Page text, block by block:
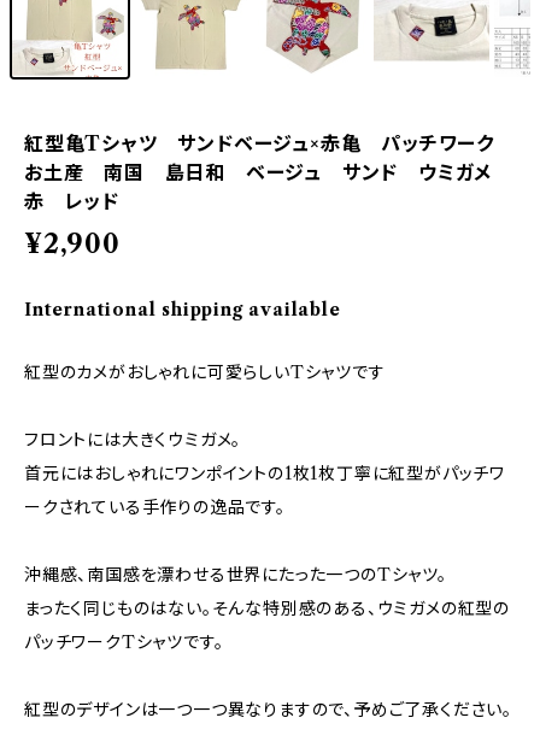
紅型亀Tシャツ サンドベージュ×赤亀 パッチワーク
お土産 南国 島日和 ベージュ サンド ウミガメ
赤 レッド
¥2,900
International shipping available
紅型のカメがおしゃれに可愛らしいTシャツです
フロントには大きくウミガメ。
首元にはおしゃれにワンポイントの1枚1枚丁寧に紅型がパッチワ
ークされている手作りの逸品です。
沖縄感、南国感を漂わせる世界にたった一つのTシャツ。
まったく同じものはない。そんな特別感のある、ウミガメの紅型の
パッチワークTシャツです。
紅型のデザインは一つ一つ異なりますので、予めご了承ください。